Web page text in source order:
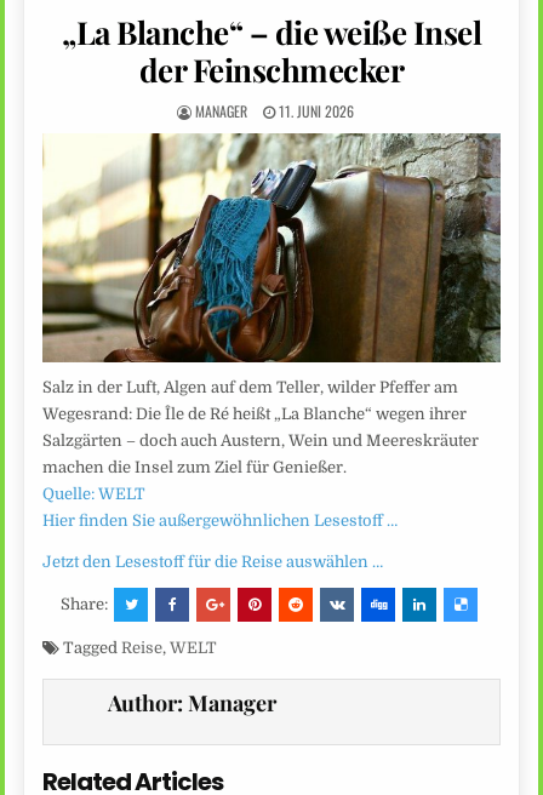
„La Blanche“ – die weiße Insel
der Feinschmecker
MANAGER 11. JUNI 2026
Salz in der Luft, Algen auf dem Teller, wilder Pfeffer am
Wegesrand: Die Île de Ré heißt „La Blanche“ wegen ihrer
Salzgärten – doch auch Austern, Wein und Meereskräuter
machen die Insel zum Ziel für Genießer.
Quelle: WELT
Hier finden Sie außergewöhnlichen Lesestoff …
Jetzt den Lesestoff für die Reise auswählen …
Share:
Tagged Reise,WELT
Author:Manager
Related Articles